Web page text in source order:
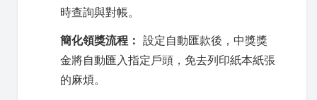
時查詢與對帳。
簡化領獎流程： 設定自動匯款後，中獎獎
金將自動匯入指定戶頭，免去列印紙本紙張
的麻煩。